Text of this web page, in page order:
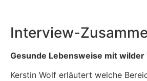
Interview-
Gesun­de Lebens­wei­se mit wil­der
Kers­tin Wolf erläu­tert wel­che